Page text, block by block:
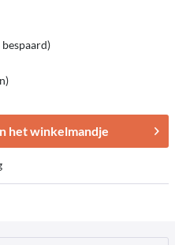
bespaard)
het winkelmandje